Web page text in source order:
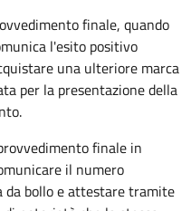
finale, quando
l'esito positivo
una ulteriore marca
per la presentazione della
finale in
il numero
da bollo e attestare tramite